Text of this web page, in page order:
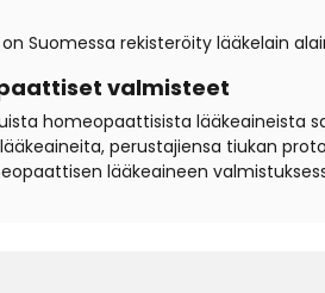
Suomessa rekisteröity lääkelain
valmisteet
homeopaattisista lääkeaineista
perustajiensa tiukan
lääkeaineen